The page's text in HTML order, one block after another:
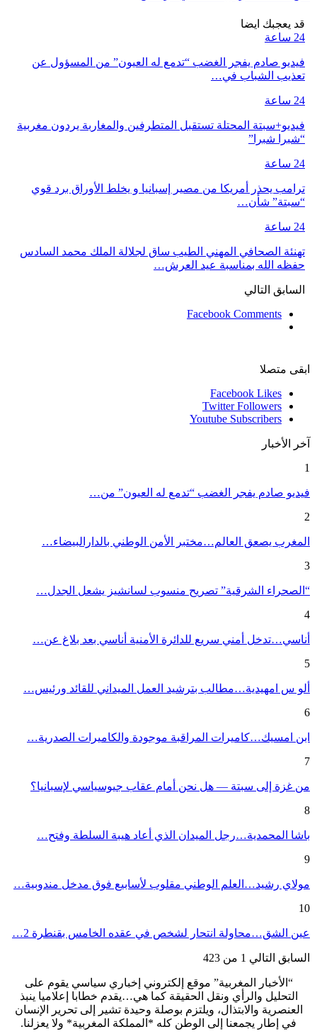
قد يعجبك ايضا
24 ساعة
فيديو صادم يفجر الغضب “تدمع له العيون” من المسؤول عن
تعذيب الشباب في…
24 ساعة
فيديو+سبتة المحتلة تستقبل المتطرفين والمغاربة يردون مغربية
“شبرا شبرا”
24 ساعة
ترامب يحذر أمريكا من مصير إسبانيا و يخلط الأوراق برد قوي
“سبتة” شأن…
24 ساعة
تهنئة الصحافي المهني الطيب ساق لجلالة الملك محمد السادس
حفظه الله بمناسبة عيد العرش…
السابق التالي
Facebook Comments
ابقى متصلا
Facebook Likes
Twitter Followers
Youtube Subscribers
آخر الأخبار
1
فيديو صادم يفجر الغضب “تدمع له العيون” من…
2
المغرب يصعق العالم…مختبر الأمن الوطني بالدارالبيضاء…
3
“الصحراء الشرقية” تصريح منسوب لسانشيز يشعل الجدل…
4
أناسي…تدخل أمني سريع للدائرة الأمنية أناسي بعد بلاغ عن…
5
ألو س امهيدية…مطالب بترشيد العمل الميداني للقائد ورئيس…
6
ابن امسيك…كاميرات المراقبة موجودة والكاميرات الصدرية…
7
من غزة إلى سبتة — هل نحن أمام عقاب جيوسياسي لإسبانيا؟
8
باشا المحمدية…رجل الميدان الذي أعاد هيبة السلطة وفتح…
9
مولاي رشيد…العلم الوطني مقلوب لأسابيع فوق مدخل مندوبية…
10
عين الشق…محاولة انتحار لشخص في عقده الخامس بقنطرة 2…
السابق التالي 1 من 423
“الأخبار المغربية” موقع إلكتروني إخباري سياسي يقوم على
التحليل والرأي ونقل الحقيقة كما هي…يقدم خطابا إعلاميا ينبذ
العنصرية والابتذال، ويلتزم بوصلة وحيدة تشير إلى تحرير الإنسان
في إطار يجمعنا إلى الوطن كله *المملكة المغربية* ولا يعزلنا.